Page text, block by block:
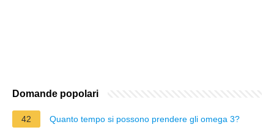
Domande popolari
42 Quanto tempo si possono prendere gli omega 3?